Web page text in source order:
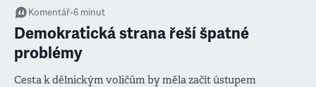
Komentář•6 minut
Demokratická strana řeší špatné
problémy
Cesta k dělnickým voličům by měla začít ústupem